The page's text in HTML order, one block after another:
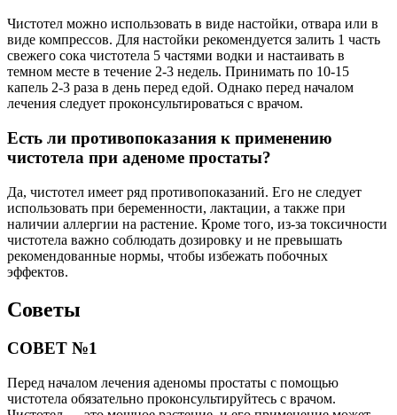
Чистотел можно использовать в виде настойки, отвара или в
виде компрессов. Для настойки рекомендуется залить 1 часть
свежего сока чистотела 5 частями водки и настаивать в
темном месте в течение 2-3 недель. Принимать по 10-15
капель 2-3 раза в день перед едой. Однако перед началом
лечения следует проконсультироваться с врачом.
Есть ли противопоказания к применению
чистотела при аденоме простаты?
Да, чистотел имеет ряд противопоказаний. Его не следует
использовать при беременности, лактации, а также при
наличии аллергии на растение. Кроме того, из-за токсичности
чистотела важно соблюдать дозировку и не превышать
рекомендованные нормы, чтобы избежать побочных
эффектов.
Советы
СОВЕТ №1
Перед началом лечения аденомы простаты с помощью
чистотела обязательно проконсультируйтесь с врачом.